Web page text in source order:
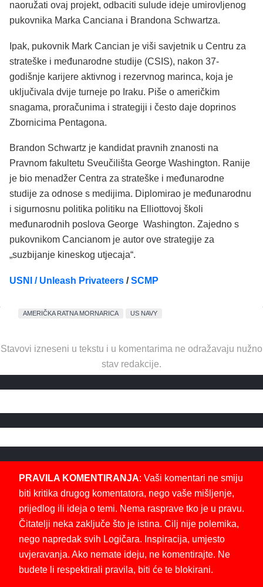
naoružati ovaj projekt, odbaciti sulude ideje umirovljenog
pukovnika Marka Canciana i Brandona Schwartza.
Ipak, pukovnik Mark Cancian je viši savjetnik u Centru za
strateške i međunarodne studije (CSIS), nakon 37-
godišnje karijere aktivnog i rezervnog marinca, koja je
uključivala dvije turneje po Iraku. Piše o američkim
snagama, proračunima i strategiji i često daje doprinos
Zbornicima Pentagona.
Brandon Schwartz je kandidat pravnih znanosti na
Pravnom fakultetu Sveučilišta George Washington. Ranije
je bio menadžer Centra za strateške i međunarodne
studije za odnose s medijima. Diplomirao je međunarodnu
i sigurnosnu politika politiku na Elliottovoj školi
međunarodnih poslova George Washington. Zajedno s
pukovnikom Cancianom je autor ove strategije za
„suzbijanje kineskog utjecaja“.
USNI / Unleash Privateers /SCMP
AMERIČKA RATNA MORNARICA US NAVY
Stavovi izneseni u tekstu i u komentarima ne odražavaju nužno
stav redakcije.
PRAVILA KOMENTIRANJA: Vaši komentari ne smiju
biti kritika drugog komentatora, nego vaše mišljenje,
prijedlog ili ideja o temi. Nema rasprave tko je u pravu.
Čitatelji neka zaključe što je istina. Cilj nije polemika,
nego napredak svih Logičara. Inspiracija, umjesto
uvjeravanja. Ako nemate ideju, ne komentirajte. Ne
budete li respektirali pravila, biti će te blokirani.